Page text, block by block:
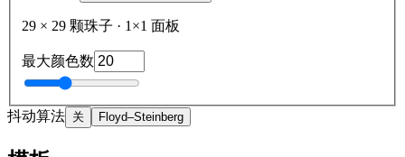
29 × 29 颗珠子 · 1×1 面板
最大颜色数
抖动算法 关 Floyd–Steinberg